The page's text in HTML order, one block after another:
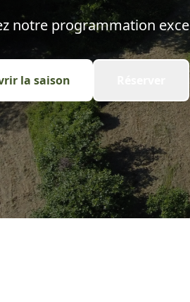
notre programmation
la saison